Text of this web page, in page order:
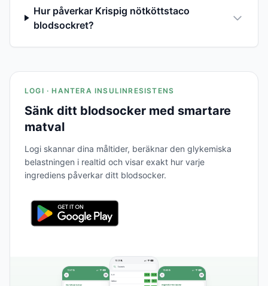
Hur påverkar Krispig nötköttstaco
blodsockret?
LOGI · HANTERA INSULINRESISTENS
Sänk ditt blodsocker med smartare
matval
Logi skannar dina måltider, beräknar den glykemiska
belastningen i realtid och visar exakt hur varje
ingrediens påverkar ditt blodsocker.